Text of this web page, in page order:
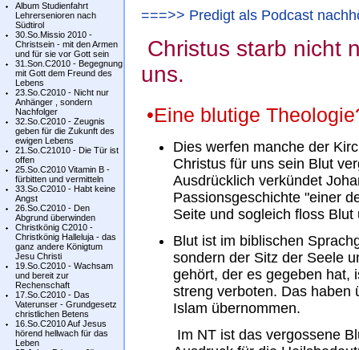
Album Studienfahrt
Lehrersenioren nach
Südtirol
30.So.Missio 2010 -
Christsein - mit den Armen
und für sie vor Gott sein
31.Son.C2010 - Begegnung
mit Gott dem Freund des
Lebens
23.So.C2010 - Nicht nur
Anhänger , sondern
Nachfolger
32.So.C2010 - Zeugnis
geben für die Zukunft des
ewigen Lebens
21.So.C21010 - Die Tür ist
offen
25.So.C2010 Vitamin B -
fürbitten und vermitteln
33.So.C2010 - Habt keine
Angst
26.So.C2010 - Den
Abgrund überwinden
Christkönig C2010 -
Christkönig Halleluja - das
ganz andere Königtum
Jesu Christi
19.So.C2010 - Wachsam
und bereit zur
Rechenschaft
17.So.C2010 - Das
Vaterunser - Grundgesetz
christlichen Betens
16.So.C2010 Auf Jesus
hörend hellwach für das
Leben
===>> Predigt als Podcast
Christus starb nicht
uns.
•Eine blutige
Dies werfen manche der
Christus für uns sein Blut
Ausdrücklich verkündet
Passionsgeschichte "einer
Seite und sogleich floss Blut
Blut ist im biblischen
sondern der Sitz der Seele
gehört, der es gegeben hat,
streng verboten. Das haben
Islam übernommen.
Im NT ist das vergossene